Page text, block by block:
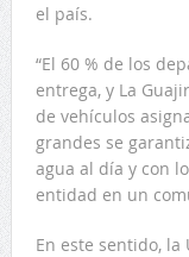
el país.
“El 60 % de los
entrega, y La
de vehículos
grandes se
agua al día y con
entidad en un
En este sentido,